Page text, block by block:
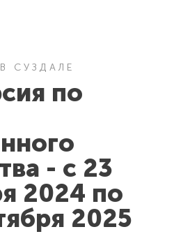
СУЗДАЛЕ
по
- c 23
2024 по
2025